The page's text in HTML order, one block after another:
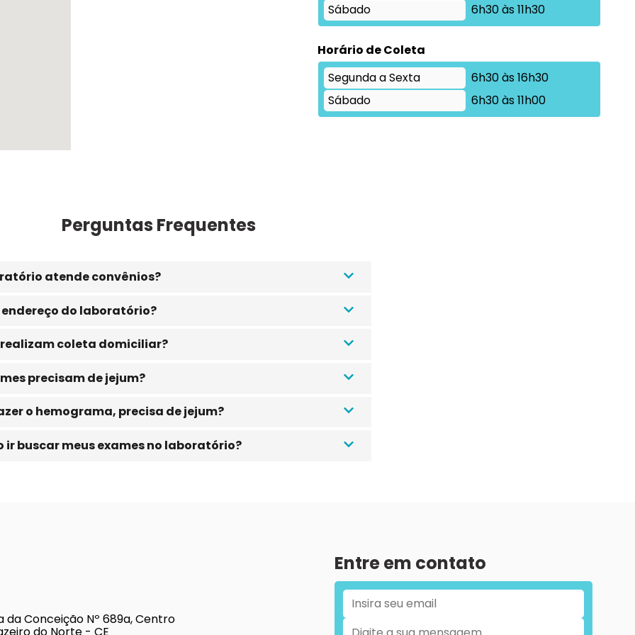
Sábado
6h30 às 11h30
Horário de Coleta
Segunda a Sexta
6h30 às 16h30
Sábado
6h30 às 11h00
Perguntas Frequentes
atende convênios?
endereço do laboratório?
coleta domiciliar?
precisam de jejum?
o hemograma, precisa de jejum?
ir buscar meus exames no laboratório?
da Conceição Nº 689a, Centro
Entre em contato